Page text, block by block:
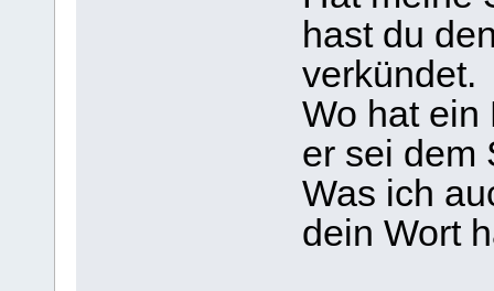
hast du
verkündet.
Wo hat ein
er sei dem
Was ich
dein Wort